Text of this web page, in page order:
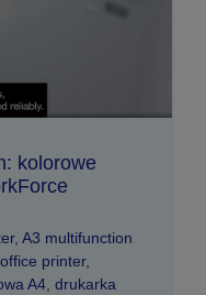
kolorowe
, A3 multifunction
printer,
A4, drukarka